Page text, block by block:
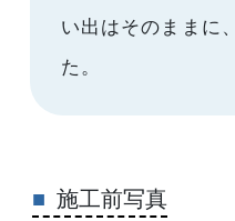
い出はそのままに
た。
施工前写真